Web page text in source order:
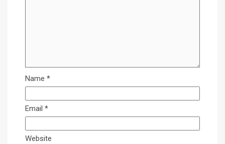
Name *
Email *
Website